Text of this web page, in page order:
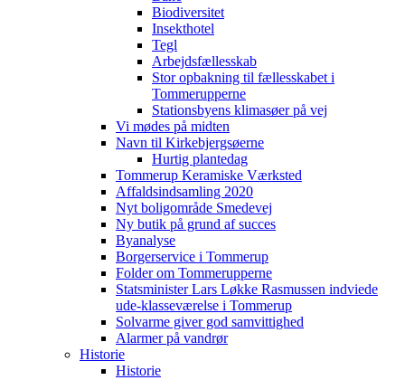
Biodiversitet
Insekthotel
Tegl
Arbejdsfællesskab
Stor opbakning til fællesskabet i
Tommerupperne
Stationsbyens klimasøer på vej
Vi mødes på midten
Navn til Kirkebjergsøerne
Hurtig plantedag
Tommerup Keramiske Værksted
Affaldsindsamling 2020
Nyt boligområde Smedevej
Ny butik på grund af succes
Byanalyse
Borgerservice i Tommerup
Folder om Tommerupperne
Statsminister Lars Løkke Rasmussen indviede
ude-klasseværelse i Tommerup
Solvarme giver god samvittighed
Alarmer på vandrør
Historie
Historie